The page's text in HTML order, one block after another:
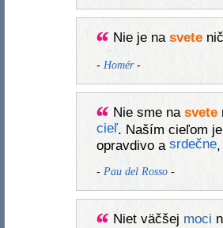
Nie je na svetenič
- Homér-
Nie sme na svete
cieľ. Naším cieľom je
opravdivo a srdečne,
- Pau del Rosso-
Niet väčšej moci